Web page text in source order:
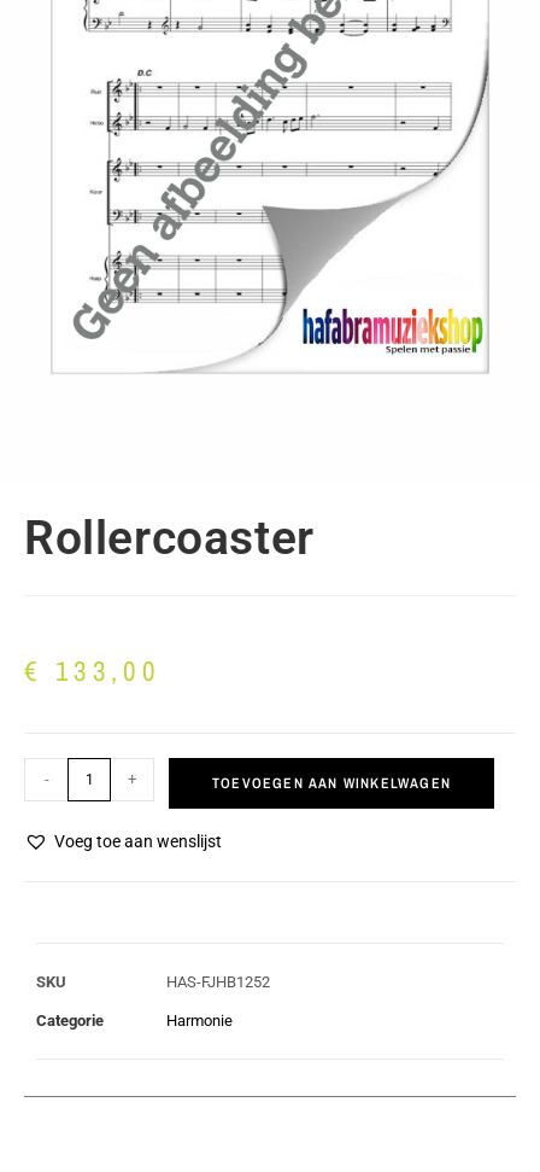
Rollercoaster
€ 133,00
- + TOEVOEGEN AAN WINKELWAGEN
Voeg toe aan wenslijst
SKU HAS-FJHB1252
Categorie Harmonie